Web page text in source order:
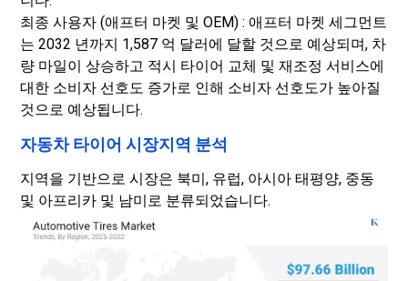
최종 사용자 (애프터 마켓 및 OEM) : 애프터 마켓 세그먼트
는 2032 년까지 1,587 억 달러에 달할 것으로 예상되며, 차
량 마일이 상승하고 적시 타이어 교체 및 재조정 서비스에
대한 소비자 선호도 증가로 인해 소비자 선호도가 높아질
것으로 예상됩니다.
자동차 타이어 시장지역 분석
지역을 기반으로 시장은 북미, 유럽, 아시아 태평양, 중동
및 아프리카 및 남미로 분류되었습니다.